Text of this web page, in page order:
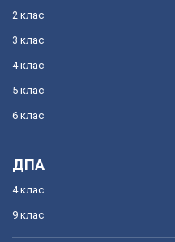
2 клас
3 клас
4 клас
5 клас
6 клас
ДПА
4 клас
9 клас